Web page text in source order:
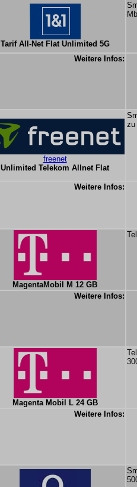
Tarif All-Net Flat Unlimited 5G
Weitere Infos:
freenet
Unlimited Telekom Allnet Flat
zu
Weitere Infos:
MagentaMobil M 12 GB
Weitere Infos:
Magenta Mobil L 24 GB
Weitere Infos: